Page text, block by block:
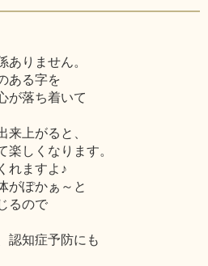
りません。
ある字を
が落ち着いて
上がると、
しくなります。
れますよ♪
がぽかぁ～と
るので
認知症予防にも